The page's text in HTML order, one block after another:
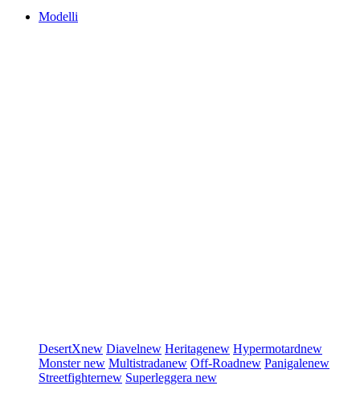
Modelli
DesertXnew Diavelnew Heritagenew Hypermotardnew
Monsternew Multistradanew Off-Roadnew Panigalenew
Streetfighternew Superleggera new